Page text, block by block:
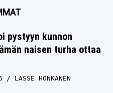
HONKANEN
voidaan korvata
pystyyn kunnon
naisen turha ottaa
LASSE HONKANEN